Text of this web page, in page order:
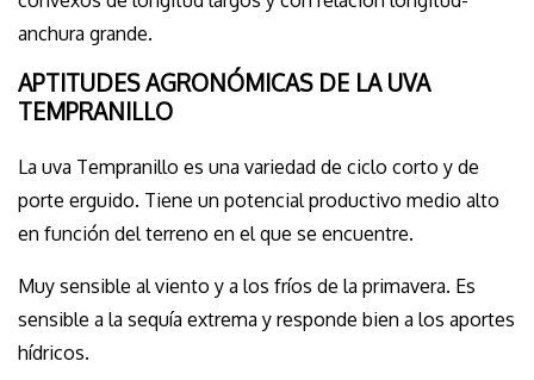
anchura grande.
APTITUDES AGRONÓMICAS DE LA UVA
TEMPRANILLO
La uva Tempranillo es una variedad de ciclo corto y de
porte erguido. Tiene un potencial productivo medio alto
en función del terreno en el que se encuentre.
Muy sensible al viento y a los fríos de la primavera. Es
sensible a la sequía extrema y responde bien a los aportes
hídricos.